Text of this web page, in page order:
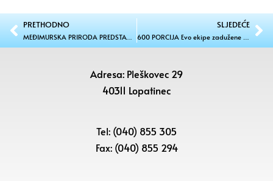
PRETHODNO
MEĐIMURSKA PRIRODA PREDSTAVILA ČETVRTO IZDANJE BILTENA “Matulovi glasi” donose zanimljiv pregled godine
SLJEDEĆE
600 PORCIJA Evo ekipe zadužene za odličan Američki grah!
Adresa: Pleškovec 29
40311 Lopatinec
Tel: (040) 855 305
Fax: (040) 855 294